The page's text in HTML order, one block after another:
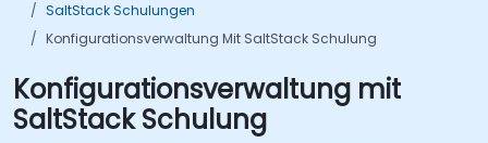
SaltStack Schulungen
Konfigurationsverwaltung Mit SaltStack Schulung
Konfigurationsverwaltung mit
SaltStack Schulung